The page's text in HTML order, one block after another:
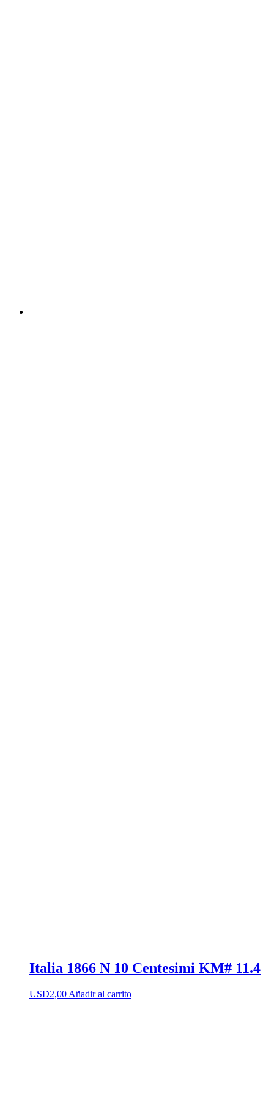
Italia 1866 N 10 Centesimi KM# 11.4
USD2,00 Añadir al carrito